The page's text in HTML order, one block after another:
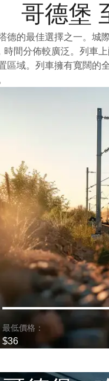
哥德堡
德的最佳選擇之一。
間分佈較廣泛。列車
區域。列車擁有寬闊
最低價格：
$36